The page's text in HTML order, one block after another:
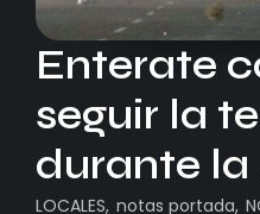
Enterate
seguir la
durante la
LOCALES, notas portada,